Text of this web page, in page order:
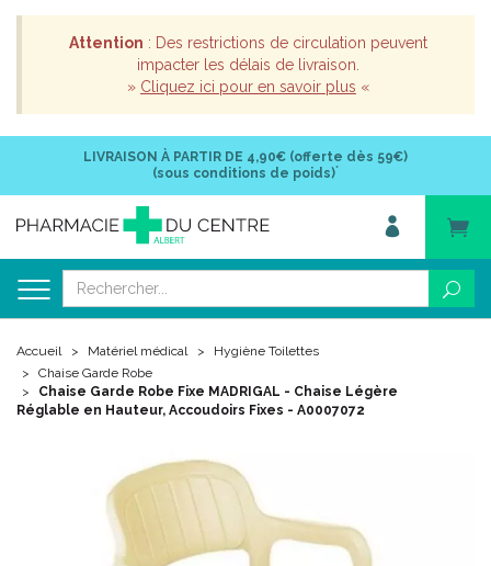
Attention : Des restrictions de circulation peuvent
impacter les délais de livraison.
» Cliquez ici pour en savoir plus «
LIVRAISON À PARTIR DE 4,90€ (offerte dès 59€)
(sous conditions de poids)*
Accueil Matériel médical
Hygiène Toilettes
Chaise Garde Robe
Chaise Garde Robe Fixe MADRIGAL - Chaise Légère
Réglable en Hauteur, Accoudoirs Fixes - A0007072